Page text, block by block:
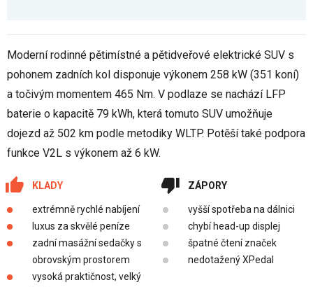
Moderní rodinné pětimístné a pětidveřové elektrické SUV s
pohonem zadních kol disponuje výkonem 258 kW (351 koní)
a točivým momentem 465 Nm. V podlaze se nachází LFP
baterie o kapacitě 79 kWh, která tomuto SUV umožňuje
dojezd až 502 km podle metodiky WLTP. Potěší také podpora
funkce V2L s výkonem až 6 kW.
KLADY
extrémně rychlé nabíjení
luxus za skvělé peníze
zadní masážní sedačky s
obrovským prostorem
vysoká praktičnost, velký
ZÁPORY
vyšší spotřeba na dálnici
chybí head-up displej
špatné čtení značek
nedotažený XPedal